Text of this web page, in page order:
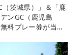
（茨城県）」＆「鹿
ンGC（鹿児島
料プレー券が当た